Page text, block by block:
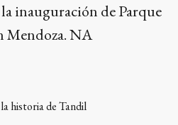
inauguración de Parque
Mendoza. NA
historia de Tandil